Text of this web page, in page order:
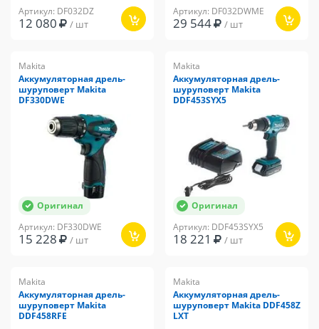
Артикул: DF032DZ
12 080 / шт
Артикул: DF032DWME
29 544 / шт
Makita
Аккумуляторная дрель-
шуруповерт Makita
DF330DWE
Оригинал
Артикул: DF330DWE
15 228 / шт
Makita
Аккумуляторная дрель-
шуруповерт Makita
DDF453SYX5
Оригинал
Артикул: DDF453SYX5
18 221 / шт
Makita
Аккумуляторная дрель-
шуруповерт Makita
DDF458RFE
Makita
Аккумуляторная дрель-
шуруповерт Makita DDF458Z
LXT